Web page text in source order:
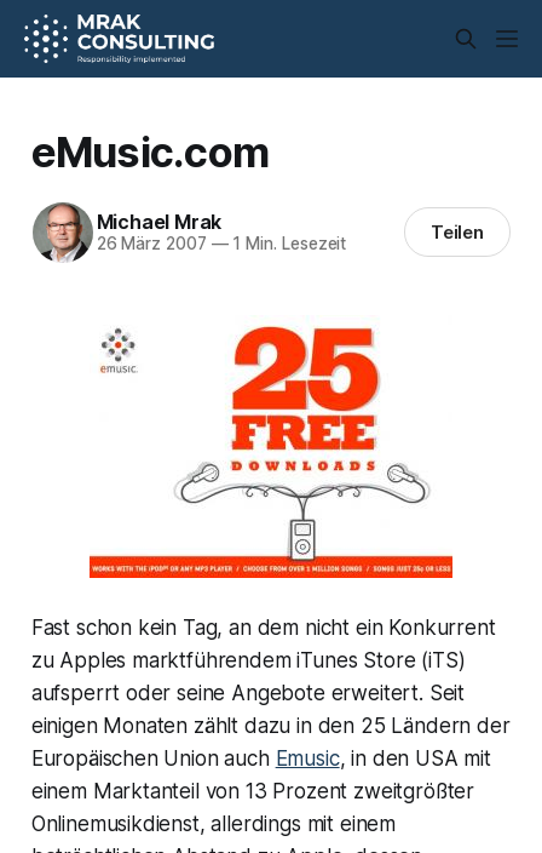
eMusic.com
Michael Mrak
26 März 2007 —1 Min. Lesezeit Teilen
Fast schon kein Tag, an dem nicht ein Konkurrent
zu Apples marktführendem iTunes Store (iTS)
aufsperrt oder seine Angebote erweitert. Seit
einigen Monaten zählt dazu in den 25 Ländern der
Europäischen Union auch Emusic, in den USA mit
einem Marktanteil von 13 Prozent zweitgrößter
Onlinemusikdienst, allerdings mit einem